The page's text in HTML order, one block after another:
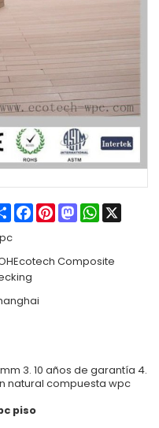
ShareFacebook
PinterestMastodonWhatsApp
X
Composite
3. 10 años de garantía 4.
natural compuesta wpc
piso